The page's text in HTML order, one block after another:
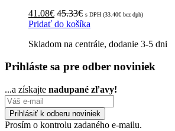
41.08€ 45.33€ s DPH (33.40€ bez dph)
Pridať do košíka
Skladom na centrále, dodanie 3-5 dni
Prihláste sa pre odber noviniek
...a získajte nadupané zľavy!
Prosím o kontrolu zadaného e-mailu.